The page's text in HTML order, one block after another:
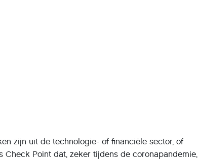
zijn uit de technologie- of financiële sector, of
Check Point dat, zeker tijdens de coronapandemie,